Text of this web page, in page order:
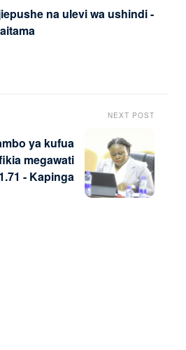
na ulevi wa ushindi -
NEXT POST
ya kufua
megawati
- Kapinga